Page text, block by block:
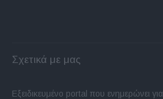
Σχετικά με μας
Εξειδικευμένο portal που ενημερώνει για